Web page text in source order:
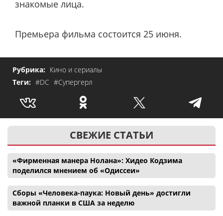
знакомые лица.
Премьера фильма состоится 25 июня.
Рубрика: Кино и сериалы
Теги: #DC #Супергерл
СВЕЖИЕ СТАТЬИ
«Фирменная манера Нолана»: Хидео Кодзима
поделился мнением об «Одиссеи»
Сборы «Человека-паука: Новый день» достигли
важной планки в США за неделю